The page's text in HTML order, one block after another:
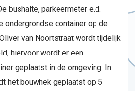
bushalte, parkeermeter e.d.
ondergrondse container op de
van Noortstraat wordt tijdelijk
hiervoor wordt er een
geplaatst in de omgeving. In
het bouwhek geplaatst op 5